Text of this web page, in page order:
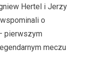
Hertel i Jerzy
o
pierwszym
meczu